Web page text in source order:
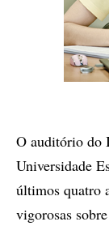
O auditório do
Universidade
últimos quatro
vigorosas